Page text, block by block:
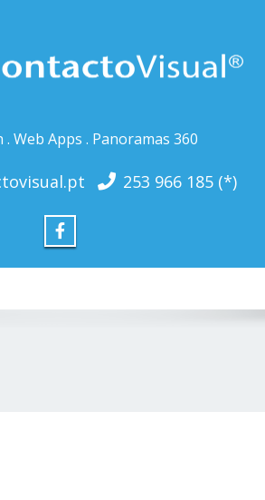
. Web Apps . Panoramas 360
253 966 185 (*)